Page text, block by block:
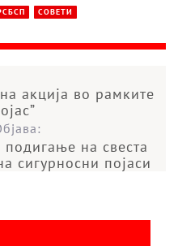
СОВЕТИ
акција во рамките
на свеста
сигурносни појаси